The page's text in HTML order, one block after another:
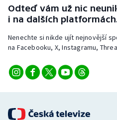
Sportovní střelba
Stolní tenis
Triatlon
Veslování
Vodní slalom
Odteď vám už nic
i na dalších
Nenechte si nikde ujít nejnovější
na Facebooku, X, Instagramu,